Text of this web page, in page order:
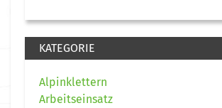
KATEGORIE
Alpinklettern
Arbeitseinsatz